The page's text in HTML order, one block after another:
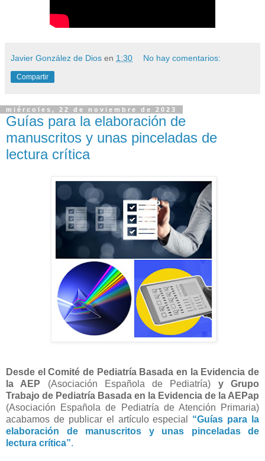
Javier González de Dios en 1:30 No hay comentarios:
Compartir
miércoles, 22 de noviembre de 2023
Guías para la elaboración de
manuscritos y unas pinceladas de
lectura crítica
Desde el Comité de Pediatría Basada en la Evidencia de
la AEP (Asociación Española de Pediatría) y Grupo
Trabajo de Pediatría Basada en la Evidencia de la AEPap
(Asociación Española de Pediatría de Atención Primaria)
acabamos de publicar el artículo especial “Guías para la
elaboración de manuscritos y unas pinceladas de
lectura crítica”.